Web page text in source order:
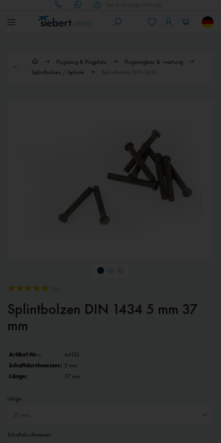
Mo.-Fr. 09:00 bis 17:00 Uhr
Flugzeug & Flugplatz
Flugzeugbau & -wartung
Splintbolzen / Splinte
Splintbolzen DIN 1434
(2)
Splintbolzen DIN 1434 5 mm 37
mm
Artikel-Nr.:
44132
Schaftdurchmesser: 5 mm
Länge:
37 mm
Länge:
Schaftdurchmesser: